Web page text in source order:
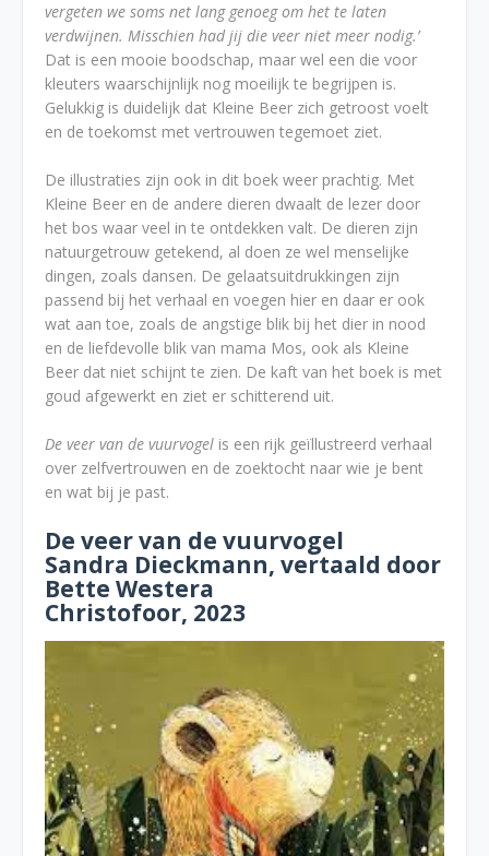
vergeten we soms net lang genoeg om het te laten
verdwijnen. Misschien had jij die veer niet meer nodig.’
Dat is een mooie boodschap, maar wel een die voor
kleuters waarschijnlijk nog moeilijk te begrijpen is.
Gelukkig is duidelijk dat Kleine Beer zich getroost voelt
en de toekomst met vertrouwen tegemoet ziet.
De illustraties zijn ook in dit boek weer prachtig. Met
Kleine Beer en de andere dieren dwaalt de lezer door
het bos waar veel in te ontdekken valt. De dieren zijn
natuurgetrouw getekend, al doen ze wel menselijke
dingen, zoals dansen. De gelaatsuitdrukkingen zijn
passend bij het verhaal en voegen hier en daar er ook
wat aan toe, zoals de angstige blik bij het dier in nood
en de liefdevolle blik van mama Mos, ook als Kleine
Beer dat niet schijnt te zien. De kaft van het boek is met
goud afgewerkt en ziet er schitterend uit.
De veer van de vuurvogel is een rijk geïllustreerd verhaal
over zelfvertrouwen en de zoektocht naar wie je bent
en wat bij je past.
De veer van de vuurvogel
Sandra Dieckmann, vertaald door
Bette Westera
Christofoor, 2023